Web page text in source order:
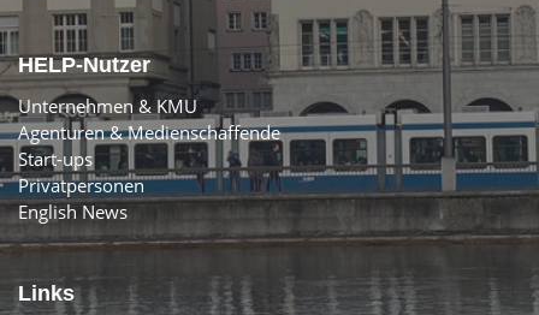
HELP-Nutzer
Unternehmen & KMU
Agenturen & Medienschaffende
Start-ups
Privatpersonen
English News
Links